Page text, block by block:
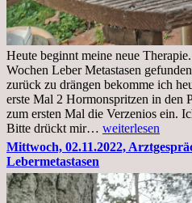
Heute beginnt meine neue
Wochen Leber Metastasen
zurück zu drängen bekomme ich
erste Mal 2 Hormonspritzen in den
zum ersten Mal die Verzenios ein.
Bitte drückt mir… Mittwoch,
09.11.2022
weiterlesen
Mittwoch, 02.11.2022,
Lebermetastasen